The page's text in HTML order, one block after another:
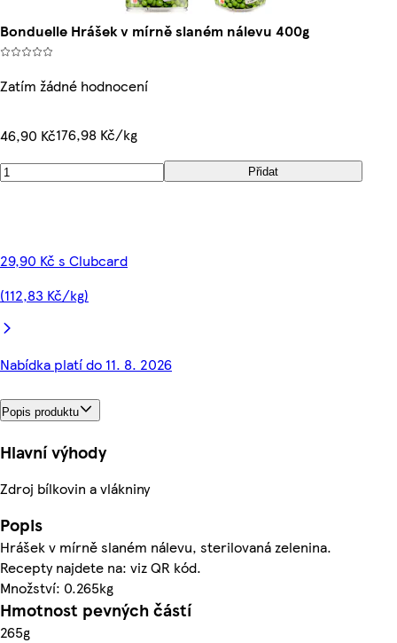
Bonduelle Hrášek v mírně slaném nálevu 400g
Zatím žádné hodnocení
46,90 Kč176,98 Kč/kg
Přidat
29,90 Kč s Clubcard
(112,83 Kč/kg)
Nabídka platí do 11. 8. 2026
Popis produktu
Hlavní výhody
Zdroj bílkovin a vlákniny
Popis
Hrášek v mírně slaném nálevu, sterilovaná zelenina.
Recepty najdete na: viz QR kód.
Množství: 0.265kg
Hmotnost pevných částí
265g